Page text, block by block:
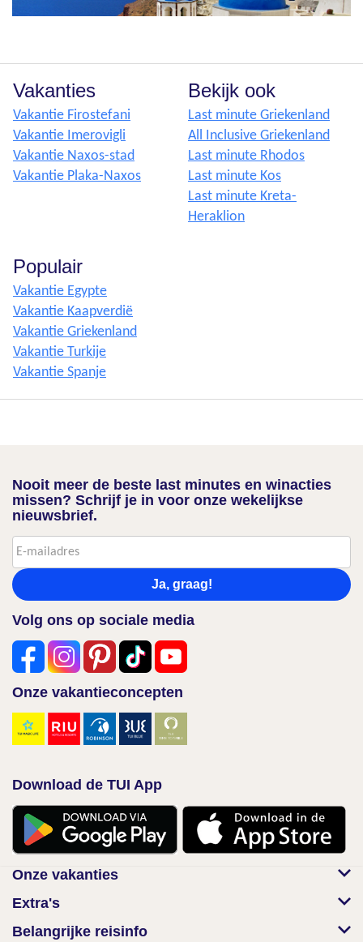
Vakanties
Vakantie Firostefani
Vakantie Imerovigli
Vakantie Naxos-stad
Vakantie Plaka-Naxos
Bekijk ook
Last minute Griekenland
All Inclusive Griekenland
Last minute Rhodos
Last minute Kos
Last minute Kreta-
Heraklion
Populair
Vakantie Egypte
Vakantie Kaapverdië
Vakantie Griekenland
Vakantie Turkije
Vakantie Spanje
Nooit meer de beste last minutes en winacties
missen? Schrijf je in voor onze wekelijkse
nieuwsbrief.
Ja, graag!
Volg ons op sociale media
Onze vakantieconcepten
Download de TUI App
Onze vakanties
Extra's
Belangrijke reisinfo